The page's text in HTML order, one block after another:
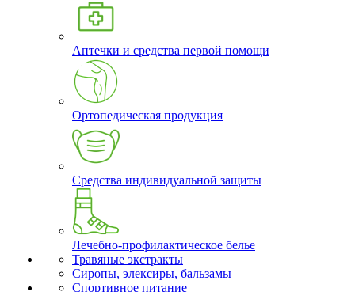
Аптечки и средства первой помощи
Ортопедическая продукция
Средства индивидуальной защиты
Лечебно-профилактическое белье
Травяные экстракты
Сиропы, элексиры, бальзамы
Спортивное питание